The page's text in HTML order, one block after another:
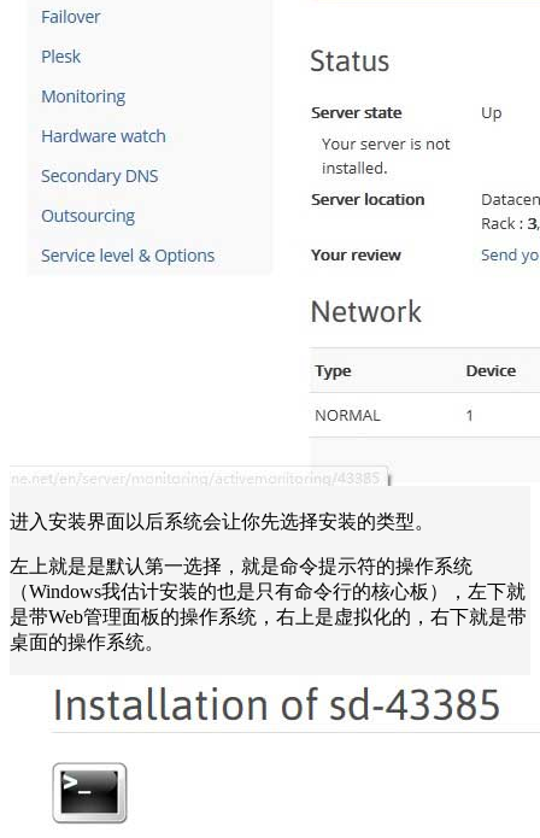
进入安装界面以后系统会让你先选择安装的类型。
左上就是是默认第一选择，就是命令提示符的操作系统
（Windows我估计安装的也是只有命令行的核心板），左下就
是带Web管理面板的操作系统，右上是虚拟化的，右下就是带
桌面的操作系统。